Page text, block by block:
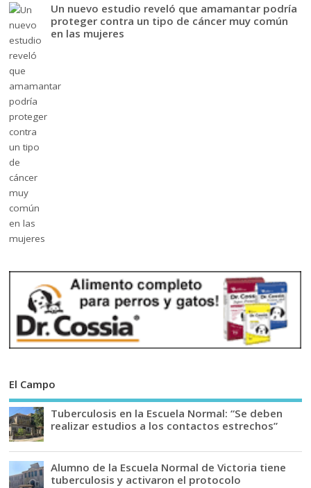
Un nuevo estudio reveló que amamantar podría
proteger contra un tipo de cáncer muy común
en las mujeres
El Campo
Tuberculosis en la Escuela Normal: “Se deben
realizar estudios a los contactos estrechos”
Alumno de la Escuela Normal de Victoria tiene
tuberculosis y activaron el protocolo